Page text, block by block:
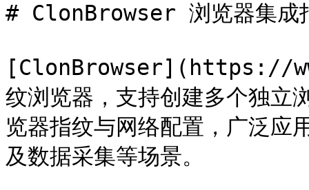
# ClonBrowser 浏览器集成
[ClonBrowser](https://
纹浏览器，支持创建多个独立
览器指纹与网络配置，广泛应
及数据采集等场景。